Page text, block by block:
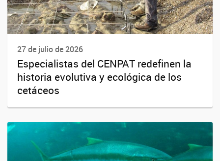
27 de julio de 2026
Especialistas del CENPAT redefinen la
historia evolutiva y ecológica de los
cetáceos